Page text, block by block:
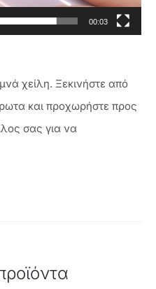
00:03
χείλη. Ξεκινήστε από
και προχωρήστε προς
σας για να